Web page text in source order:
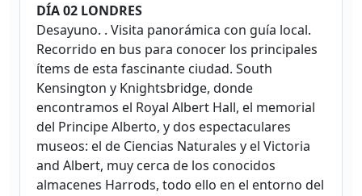
DÍA 02 LONDRES
Desayuno. . Visita panorámica con guía local.
Recorrido en bus para conocer los principales
ítems de esta fascinante ciudad. South
Kensington y Knightsbridge, donde
encontramos el Royal Albert Hall, el memorial
del Principe Alberto, y dos espectaculares
museos: el de Ciencias Naturales y el Victoria
and Albert, muy cerca de los conocidos
almacenes Harrods, todo ello en el entorno del